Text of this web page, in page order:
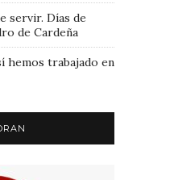
servir. Días de
de Cardeña
hemos trabajado en